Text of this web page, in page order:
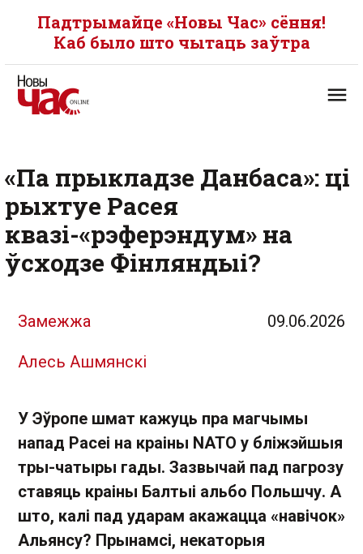
Падтрымайце «Новы Час» сёння!
Каб было што чытаць заўтра
«Па прыкладзе Данбаса»: ці
рыхтуе Расея
квазі-«рэферэндум» на
ўсходзе Фінляндыі?
Замежжа 09.06.2026
Алесь Ашмянскі
У Эўропе шмат кажуць пра магчымы
напад Расеі на краіны NATO у бліжэйшыя
тры-чатыры гады. Зазвычай пад пагрозу
ставяць краіны Балтыі альбо Польшчу. А
што, калі пад ударам акажацца «навічок»
Альянсу? Прынамсі, некаторыя